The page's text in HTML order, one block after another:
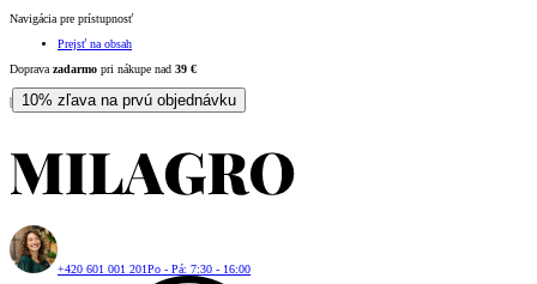
Navigácia pre prístupnosť
Prejsť na obsah
Doprava zadarmo pri nákupe nad 39 €
| 10% zľava na prvú objednávku
+420 601 001 201Po - Pá: 7:30 - 16:00